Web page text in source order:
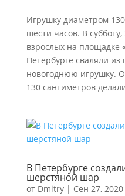
Игрушку диаметром
шести часов. В
взрослых на площадке
Петербурге сваляли из
новогоднюю игрушку.
130 сантиметров
В Петербурге
шерстяной шар
от Dmitry| Сен 27, 2020